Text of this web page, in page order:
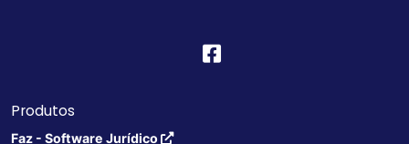
Produtos
Faz - Software Jurídico